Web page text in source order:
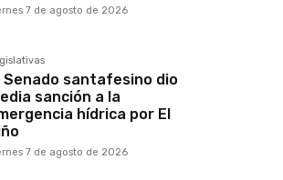
7 de agosto de 2026
Senado santafesino dio
sanción a la
hídrica por El
7 de agosto de 2026